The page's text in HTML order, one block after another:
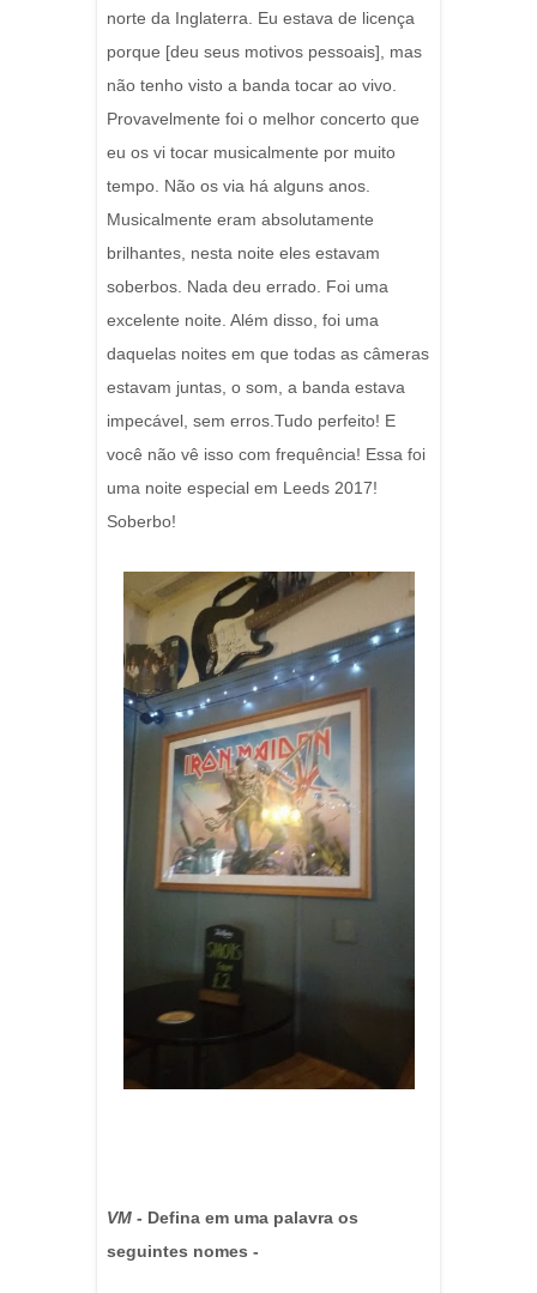
norte da Inglaterra. Eu estava de licença
porque [deu seus motivos pessoais], mas
não tenho visto a banda tocar ao vivo.
Provavelmente foi o melhor concerto que
eu os vi tocar musicalmente por muito
tempo. Não os via há alguns anos.
Musicalmente eram absolutamente
brilhantes, nesta noite eles estavam
soberbos. Nada deu errado. Foi uma
excelente noite. Além disso, foi uma
daquelas noites em que todas as câmeras
estavam juntas, o som, a banda estava
impecável, sem erros.Tudo perfeito! E
você não vê isso com frequência! Essa foi
uma noite especial em Leeds 2017!
Soberbo!
VM - Defina em uma palavra os
seguintes nomes -